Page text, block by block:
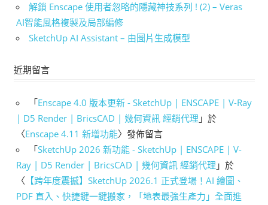
解鎖 Enscape 使用者忽略的隱藏神技系列 ! (2) – Veras
AI智能風格複製及局部編修
SketchUp AI Assistant – 由圖片生成模型
近期留言
「Enscape 4.0 版本更新 - SketchUp | ENSCAPE | V-Ray
| D5 Render | BricsCAD | 幾何資訊 經銷代理 」於
〈Enscape 4.11 新增功能〉發佈留言
「SketchUp 2026 新功能 - SketchUp | ENSCAPE | V-
Ray | D5 Render | BricsCAD | 幾何資訊 經銷代理 」於
〈 【跨年度震撼】SketchUp 2026.1 正式登場！AI 繪圖、
PDF 直入、快捷鍵一鍵搬家，「地表最強生產力」全面進